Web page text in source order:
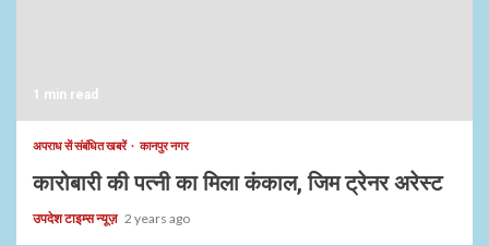
1 min read
अपराध सें संबंधित खबरें कानपुर नगर
कारोबारी की पत्नी का मिला कंकाल, जिम ट्रेनर अरेस्ट
उपदेश टाइम्स न्यूज़ 2 years ago